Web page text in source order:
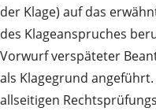
der Klage) auf das
des Klageanspruches
Vorwurf verspäteter
als Klagegrund
allseitigen